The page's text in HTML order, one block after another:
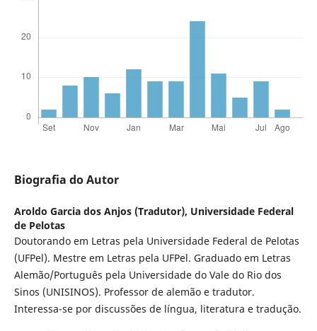
Biografia do Autor
Aroldo Garcia dos Anjos (Tradutor), Universidade Federal
de Pelotas
Doutorando em Letras pela Universidade Federal de Pelotas
(UFPel). Mestre em Letras pela UFPel. Graduado em Letras
Alemão/Português pela Universidade do Vale do Rio dos
Sinos (UNISINOS). Professor de alemão e tradutor.
Interessa-se por discussões de língua, literatura e tradução.